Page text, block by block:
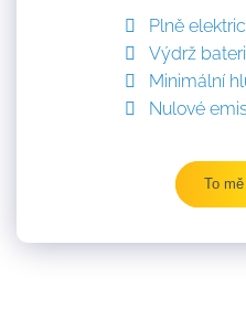
Plně
Výdrž
Minimální
Nulové
To